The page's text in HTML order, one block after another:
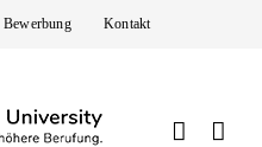
Bewerbung Kontakt